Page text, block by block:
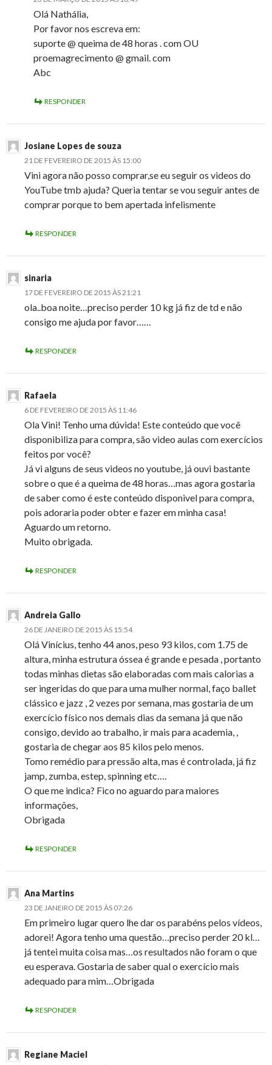
Olá Nathália,
Por favor nos escreva em:
suporte @ queima de 48 horas . com OU
proemagrecimento @ gmail. com
Abc
RESPONDER
Josiane Lopes de souza
21 DE FEVEREIRO DE 2015 ÀS 15:00
Vini agora não posso comprar,se eu seguir os videos do
YouTube tmb ajuda? Queria tentar se vou seguir antes de
comprar porque to bem apertada infelismente
RESPONDER
sinaria
17 DE FEVEREIRO DE 2015 ÀS 21:21
ola..boa noite…preciso perder 10 kg já fiz de td e não
consigo me ajuda por favor……
RESPONDER
Rafaela
6 DE FEVEREIRO DE 2015 ÀS 11:46
Ola Vini! Tenho uma dúvida! Este conteúdo que você
disponibiliza para compra, são video aulas com exercícios
feitos por você?
Já vi alguns de seus videos no youtube, já ouvi bastante
sobre o que é a queima de 48 horas…mas agora gostaria
de saber como é este conteúdo disponivel para compra,
pois adoraria poder obter e fazer em minha casa!
Aguardo um retorno.
Muito obrigada.
RESPONDER
Andreia Gallo
26 DE JANEIRO DE 2015 ÀS 15:54
Olá Vinícius, tenho 44 anos, peso 93 kilos, com 1.75 de
altura, minha estrutura óssea é grande e pesada , portanto
todas minhas dietas são elaboradas com mais calorias a
ser ingeridas do que para uma mulher normal, faço ballet
clássico e jazz , 2 vezes por semana, mas gostaria de um
exercício físico nos demais dias da semana já que não
consigo, devido ao trabalho, ir mais para academia, ,
gostaria de chegar aos 85 kilos pelo menos.
Tomo remédio para pressão alta, mas é controlada, já fiz
jamp, zumba, estep, spinning etc….
O que me indica? Fico no aguardo para maiores
informações,
Obrigada
RESPONDER
Ana Martins
23 DE JANEIRO DE 2015 ÀS 07:26
Em primeiro lugar quero lhe dar os parabéns pelos vídeos,
adorei! Agora tenho uma questão…preciso perder 20 kl…
já tentei muita coisa mas…os resultados não foram o que
eu esperava. Gostaria de saber qual o exercício mais
adequado para mim…Obrigada
RESPONDER
Regiane Maciel